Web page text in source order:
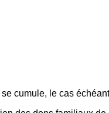
cumule, le cas